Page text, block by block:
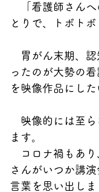
「看護師さんへ
とりで、トボト
胃がん末期、認
ったのが大勢の
を映像作品にし
映像的には至ら
ます。
コロナ禍もあり
さんがいつか講
言葉を思い出しま